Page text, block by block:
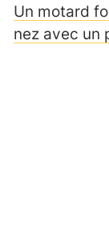
Un motard
nez avec un